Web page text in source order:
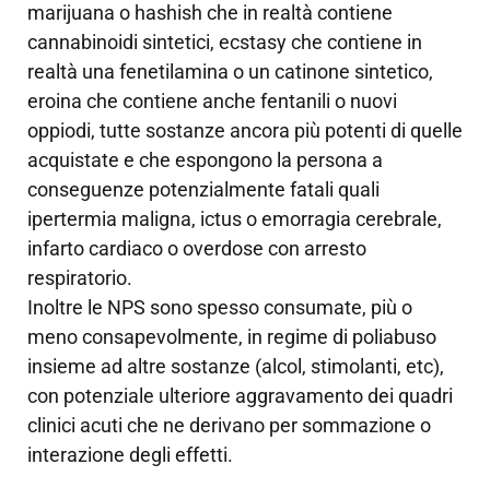
marijuana o hashish che in realtà contiene
cannabinoidi sintetici, ecstasy che contiene in
realtà una fenetilamina o un catinone sintetico,
eroina che contiene anche fentanili o nuovi
oppiodi, tutte sostanze ancora più potenti di quelle
acquistate e che espongono la persona a
conseguenze potenzialmente fatali quali
ipertermia maligna, ictus o emorragia cerebrale,
infarto cardiaco o overdose con arresto
respiratorio.
Inoltre le NPS sono spesso consumate, più o
meno consapevolmente, in regime di poliabuso
insieme ad altre sostanze (alcol, stimolanti, etc),
con potenziale ulteriore aggravamento dei quadri
clinici acuti che ne derivano per sommazione o
interazione degli effetti.